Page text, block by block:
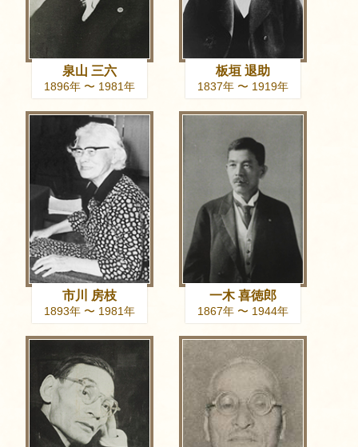
泉山 三六
1896年 〜 1981年
板垣 退助
1837年 〜 1919年
市川 房枝
1893年 〜 1981年
一木 喜徳郎
1867年 〜 1944年